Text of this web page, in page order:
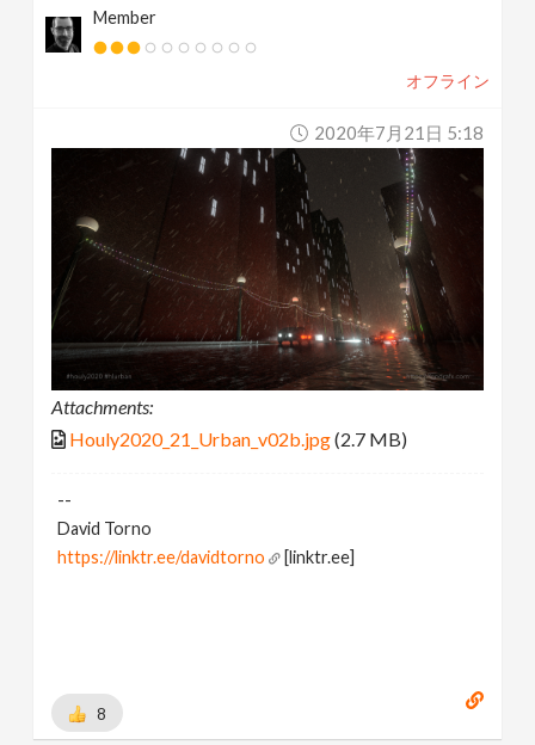
Member
オフライン
2020年7月21日 5:18
Attachments:
Houly2020_21_Urban_v02b.jpg(2.7 MB)
--
David Torno
https://linktr.ee/davidtorno
[linktr.ee]
8